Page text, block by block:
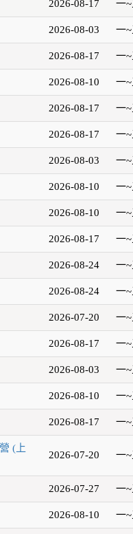
2026-08-17 一
2026-08-03 一
2026-08-17 一
2026-08-10 一
2026-08-17 一
2026-08-17 一
2026-08-03 一
2026-08-10 一
2026-08-10 一
2026-08-17 一
2026-08-24 一
2026-08-24 一
2026-07-20 一
2026-08-17 一
2026-08-03 一
2026-08-10 一
2026-08-17 一
(上
2026-07-20 一
2026-07-27 一
2026-08-10 一